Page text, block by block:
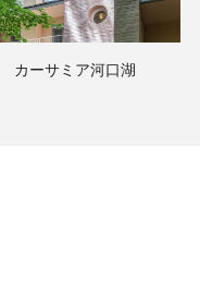
カーサミア河口湖